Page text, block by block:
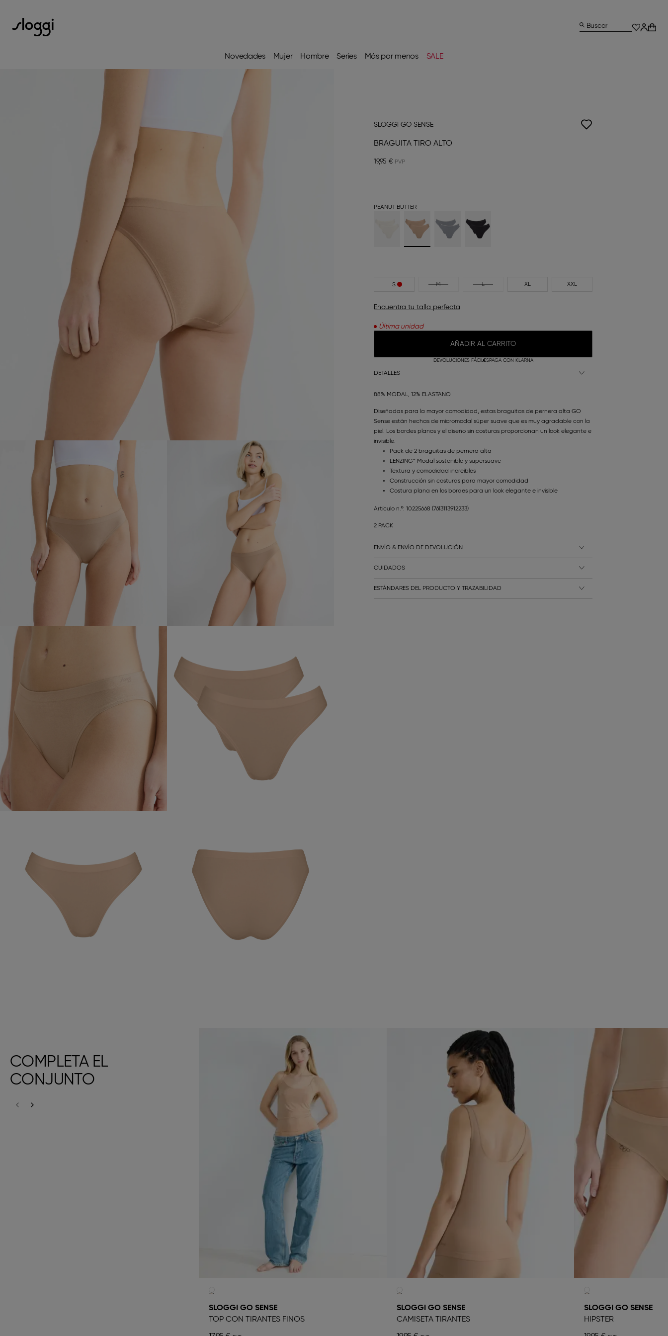
Novedades Mujer Hombre Series Más por menos SALE
Buscar
SLOGGI GO SENSE
BRAGUITA TIRO ALTO
19,95 €
PEANUT BUTTER
S M L XL XXL
Encuentra tu talla perfecta
Última unidad
AÑADIR AL CARRITO
DEVOLUCIONES FÁCILESPAGA CON KLARNA
DETALLES
88% MODAL, 12% ELASTANO
Diseñadas para la mayor comodidad, estas braguitas de pernera alta GO
Sense están hechas de micromodal súper suave que es muy agradable con la
piel. Los bordes planos y el diseño sin costuras proporcionan un look elegante e
invisible.
Pack de 2 braguitas de pernera alta
LENZING™ Modal sostenible y supersuave
Textura y comodidad increíbles
Construcción sin costuras para mayor comodidad
Costura plana en los bordes para un look elegante e invisible
Artículo n.º: 10225668 (7613113912233)
2 PACK
ENVÍO & ENVÍO DE DEVOLUCIÓN
CUIDADOS
ESTÁNDARES DEL PRODUCTO Y TRAZABILIDAD
COMPLETA EL
CONJUNTO
SLOGGI GO SENSE
TOP CON TIRANTES FINOS
SLOGGI GO SENSE
CAMISETA TIRANTES
SLOGGI GO SENSE
HIPSTER